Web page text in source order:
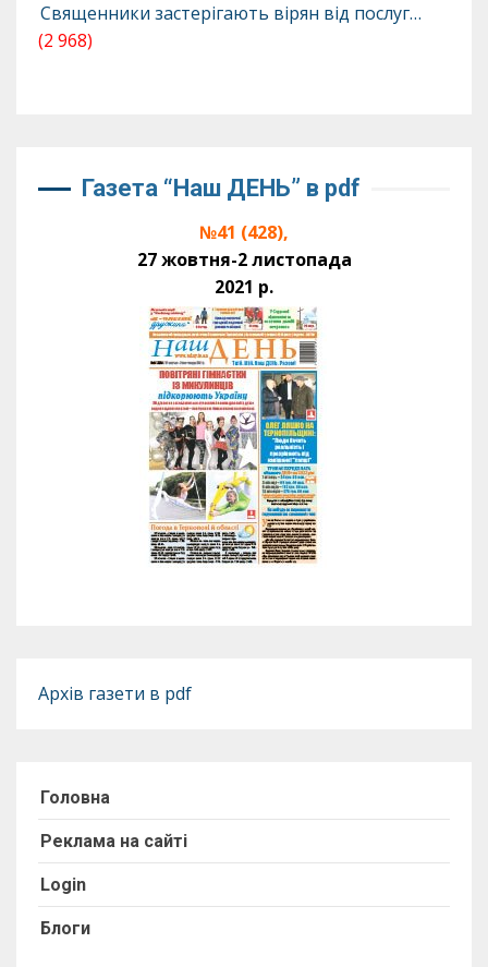
Священники застерігають вірян від послуг…
(2 968)
Газета “Наш ДЕНЬ” в pdf
№41 (428),
27 жовтня-2 листопада
2021 р.
Архів газети в pdf
Головна
Реклама на сайті
Login
Блоги